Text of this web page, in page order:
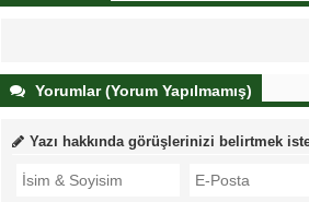
Yorumlar (Yorum Yapılmamış)
Yazı hakkında görüşlerinizi belirtmek